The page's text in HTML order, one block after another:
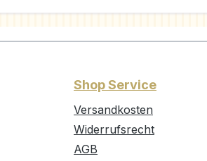
Shop Service
Versandkosten
Widerrufsrecht
AGB